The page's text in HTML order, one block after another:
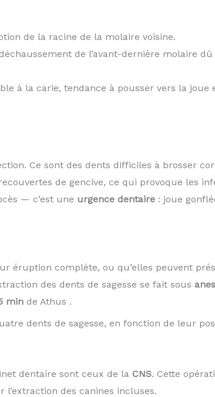
de la racine de la molaire voisine.
de l’avant-dernière molaire
à la carie, tendance à pousser vers la joue
Ce sont des dents difficiles à brosser
de gencive, ce qui provoque les
— c’est une urgence dentaire: joue
éruption complète, ou qu’elles peuvent
des dents de sagesse se fait sous
minde Athus .
dents de sagesse, en fonction de leur
dentaire sont ceux de la CNS. Cette
l’extraction des canines incluses.